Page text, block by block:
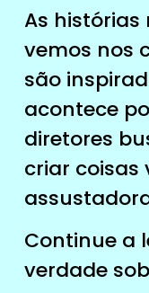
As histórias
vemos nos
são
acontece
diretores
criar coisas
Continue a
verdade